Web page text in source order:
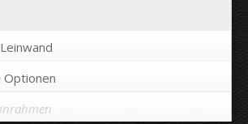
Optionen
auf Leinwandkanten drucken: